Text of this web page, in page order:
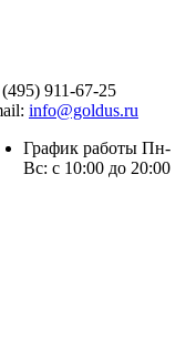
911-67-25
info@goldus.ru
График работы Пн-
Вс: с 10:00 до 20:00